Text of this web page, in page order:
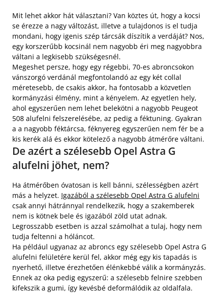
Mit lehet akkor hát választani? Van köztes út, hogy a kocsi
se érezze a nagy változást, illetve a tulajdonos is el tudja
mondani, hogy igenis szép tárcsák díszítik a verdáját? Nos,
egy korszerűbb kocsinál nem nagyobb éri meg nagyobbra
váltani a legkisebb szükségesnél.
Megeshet persze, hogy egy régebbi, 70-es abroncsokon
vánszorgó verdánál megfontolandó az egy két collal
méretesebb, de csakis akkor, ha fontosabb a közvetlen
kormányzási élmény, mint a kényelem. Az egyetlen hely,
ahol egyszerűen nem lehet belekötni a nagyobb Peugeot
508 alufelni felszerelésébe, az pedig a féktuning. Gyakran
a a nagyobb féktárcsa, féknyereg egyszerűen nem fér be a
kis kerék alá és ekkor kötelező a nagyobb átmérőre váltani.
De azért a szélesebb Opel Astra G
alufelni jöhet, nem?
Ha átmérőben óvatosan is kell bánni, szélességben azért
más a helyzet. Igazából a szélesebb Opel Astra G alufelni
csak annyi hátránnyal rendelkezik, hogy a szakemberek
nem is kötnek bele és igazából zöld utat adnak.
Legrosszabb esetben is azzal számolhat a tulaj, hogy nem
tudja feltenni a hóláncot.
Ha például ugyanaz az abroncs egy szélesebb Opel Astra G
alufelni felületére kerül fel, akkor még egy kis tapadás is
nyerhető, illetve érezhetően élénkebbé válik a kormányzás.
Ennek az oka pedig egyszerű: a szélesebb felnire szebben
kifekszik a gumi, így kevésbé deformálódik az oldalfala.